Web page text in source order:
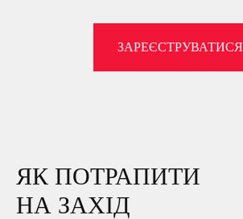
ЗАРЕЄСТРУВАТИСЯ
ЯК ПОТРАПИТИ
НА ЗАХІД